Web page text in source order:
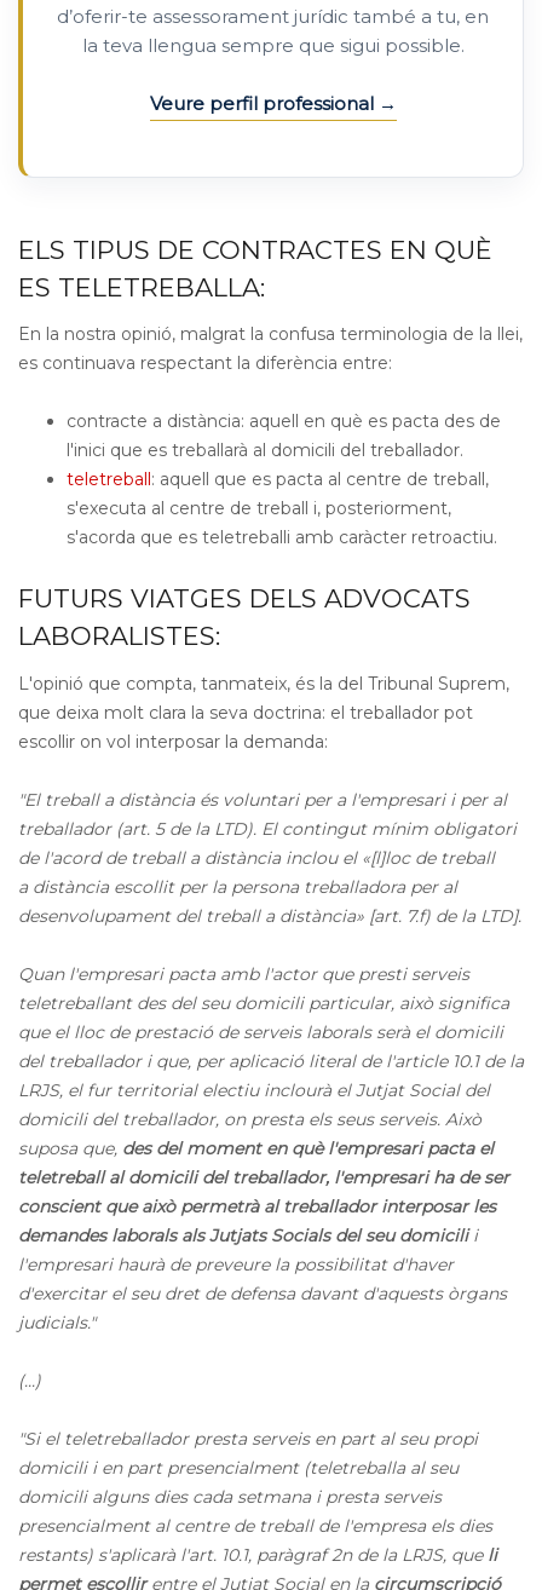
d’oferir-te assessorament jurídic també a tu, en
la teva llengua sempre que sigui possible.
Veure perfil professional
ELS TIPUS DE CONTRACTES EN QUÈ
ES TELETREBALLA:
En la nostra opinió, malgrat la confusa terminologia de la llei,
es continuava respectant la diferència entre:
contracte a distància: aquell en què es pacta des de
l'inici que es treballarà al domicili del treballador.
teletreball: aquell que es pacta al centre de treball,
s'executa al centre de treball i, posteriorment,
s'acorda que es teletreballi amb caràcter retroactiu.
FUTURS VIATGES DELS ADVOCATS
LABORALISTES:
L'opinió que compta, tanmateix, és la del Tribunal Suprem,
que deixa molt clara la seva doctrina: el treballador pot
escollir on vol interposar la demanda:
"El treball a distància és voluntari per a l'empresari i per al
treballador (art. 5 de la LTD). El contingut mínim obligatori
de l'acord de treball a distància inclou el «[l]loc de treball
a distància escollit per la persona treballadora per al
desenvolupament del treball a distància» [art. 7.f) de la LTD].
Quan l'empresari pacta amb l'actor que presti serveis
teletreballant des del seu domicili particular, això significa
que el lloc de prestació de serveis laborals serà el domicili
del treballador i que, per aplicació literal de l'article 10.1 de la
LRJS, el fur territorial electiu inclourà el Jutjat Social del
domicili del treballador, on presta els seus serveis. Això
suposa que, des del moment en què l'empresari pacta el
teletreball al domicili del treballador, l'empresari ha de ser
conscient que això permetrà al treballador interposar les
demandes laborals als Jutjats Socials del seu domicilii
l'empresari haurà de preveure la possibilitat d'haver
d'exercitar el seu dret de defensa davant d'aquests òrgans
judicials."
(...)
"Si el teletreballador presta serveis en part al seu propi
domicili i en part presencialment (teletreballa al seu
domicili alguns dies cada setmana i presta serveis
presencialment al centre de treball de l'empresa els dies
restants) s'aplicarà l'art. 10.1, paràgraf 2n de la LRJS, que li
permet escollirentre el Jutjat Social en la circumscripció